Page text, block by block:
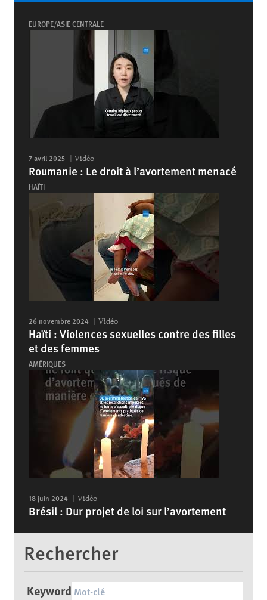
EUROPE/ASIE CENTRALE
7 avril 2025 Vidéo
Roumanie : Le droit à l’avortement menacé
HAÏTI
26 novembre 2024 Vidéo
Haïti : Violences sexuelles contre des filles
et des femmes
AMÉRIQUES
18 juin 2024 Vidéo
Brésil : Dur projet de loi sur l’avortement
Rechercher
Keyword